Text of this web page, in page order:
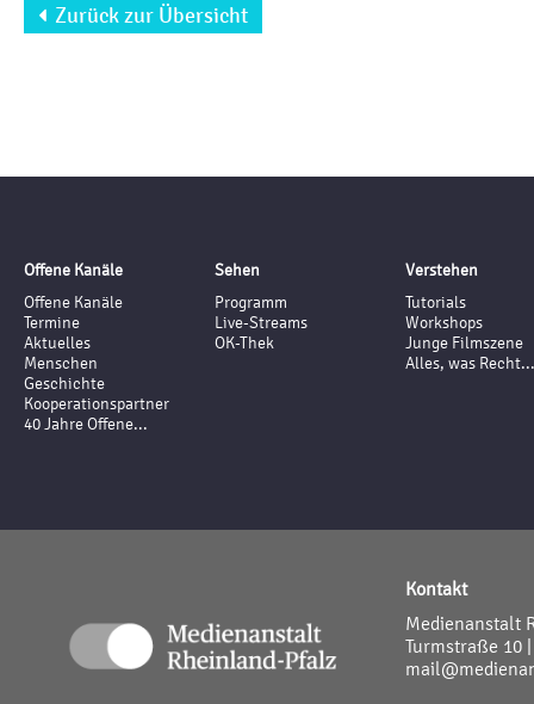
Zurück zur Übersicht
Offene Kanäle
Offene Kanäle
Termine
Aktuelles
Menschen
Geschichte
Kooperationspartner
40 Jahre Offene...
Sehen
Programm
Live-Streams
OK-Thek
Verstehen
Tutorials
Workshops
Junge Filmszene
Alles, was Recht...
Kontakt
Medienanstalt
Turmstraße 10